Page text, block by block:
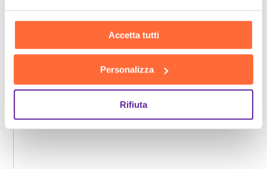
Accetta tutti
Personalizza
Rifiuta